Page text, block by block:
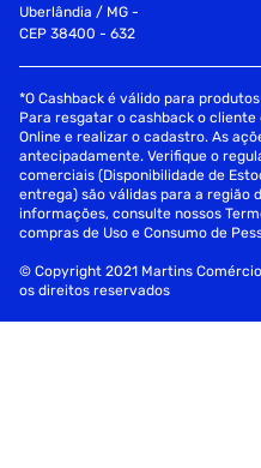
Uberlândia / MG -
CEP 38400 - 632
*O Cashback é válido para
Para resgatar o cashback o
Online e realizar o cadastro. As
antecipadamente. Verifique o
comerciais (Disponibilidade de
entrega) são válidas para a região
informações, consulte nossos
compras de Uso e Consumo de
© Copyright 2021 Martins
os direitos reservados